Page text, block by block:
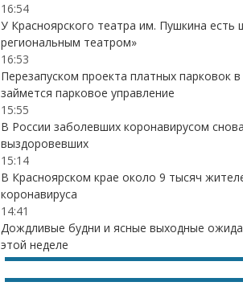
16:54
У Красноярского театра им. Пушкина есть
региональным театром»
16:53
Перезапуском проекта платных парковок
займется парковое управление
15:55
В России заболевших коронавирусом
выздоровевших
15:14
В Красноярском крае около 9 тысяч
коронавируса
14:41
Дождливые будни и ясные выходные
этой неделе